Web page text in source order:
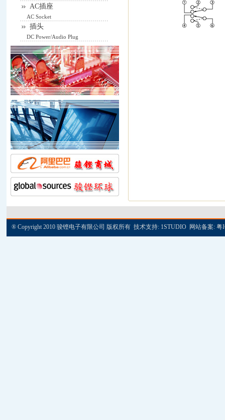
AC插座
AC Socket
插头
DC Power/Audio Plug
® Copyright 2010 骏铿电子有限公司 版权所有 技术支持: 1STUDIO网站备案: 粤